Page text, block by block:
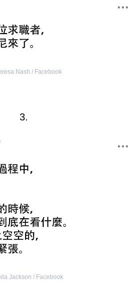
Nash / Facebook
3.
Jackson / Facebook